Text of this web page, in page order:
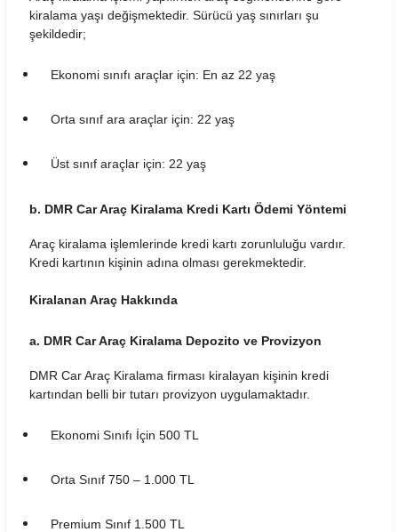
Dailydrive Araç Kiralama Koşulları
Damacar Araç Kiralama Koşulları
Dejavu Araç Kiralama Koşulları
Durucar Araç Kiralama Koşulları
EasyGo Araç Kiralama Koşulları
Ekar Global Araç Kiralama Koşulları
Emr Car Araç Kiralama Koşulları
kiralama yaşı değişmektedir. Sürücü yaş sınırları şu
şekildedir;
Ekonomi sınıfı araçlar için: En az 22 yaş
Orta sınıf ara araçlar için: 22 yaş
Üst sınıf araçlar için: 22 yaş
b. DMR Car Araç Kiralama Kredi Kartı Ödemi Yöntemi
Araç kiralama işlemlerinde kredi kartı zorunluluğu vardır.
Kredi kartının kişinin adına olması gerekmektedir.
Kiralanan Araç Hakkında
a. DMR Car Araç Kiralama Depozito ve Provizyon
DMR Car Araç Kiralama firması kiralayan kişinin kredi
kartından belli bir tutarı provizyon uygulamaktadır.
Ekonomi Sınıfı İçin 500 TL
Orta Sınıf 750 – 1.000 TL
Premium Sınıf 1.500 TL